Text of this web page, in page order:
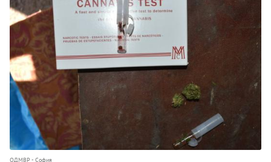
ОДМВР - София